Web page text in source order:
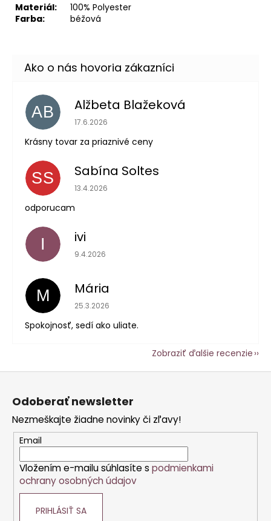
Materiál:
100% Polyester
Farba:
béžová
AB Alžbeta Blažeková
Hodnotenie obchodu je 5 z 5 hviezdičiek.
17.6.2026
Krásny tovar za priaznivé ceny
SS Sabína Soltes
Hodnotenie obchodu je 5 z 5 hviezdičiek.
13.4.2026
odporucam
I ivi
Hodnotenie obchodu je 5 z 5 hviezdičiek.
9.4.2026
M Mária
Hodnotenie obchodu je 5 z 5 hviezdičiek.
25.3.2026
Spokojnosť, sedí ako uliate.
Zobraziť ďalšie recenzie
Z
Odoberať newsletter
Nezmeškajte žiadne novinky či zľavy!
Email
Vložením e-mailu súhlasíte s podmienkami
ochrany osobných údajov
PRIHLÁSIŤ SA